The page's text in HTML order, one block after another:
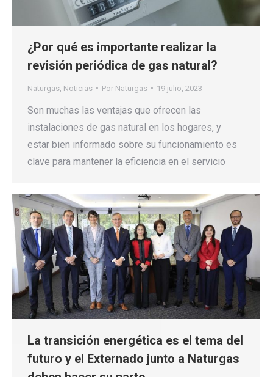
¿Por qué es importante realizar la
revisión periódica de gas natural?
Naturgas Noticias Por Naturgas 19 julio, 2023
Son muchas las ventajas que ofrecen las
instalaciones de gas natural en los hogares, y
estar bien informado sobre su funcionamiento es
clave para mantener la eficiencia en el servicio
La transición energética es el tema del
futuro y el Externado junto a Naturgas